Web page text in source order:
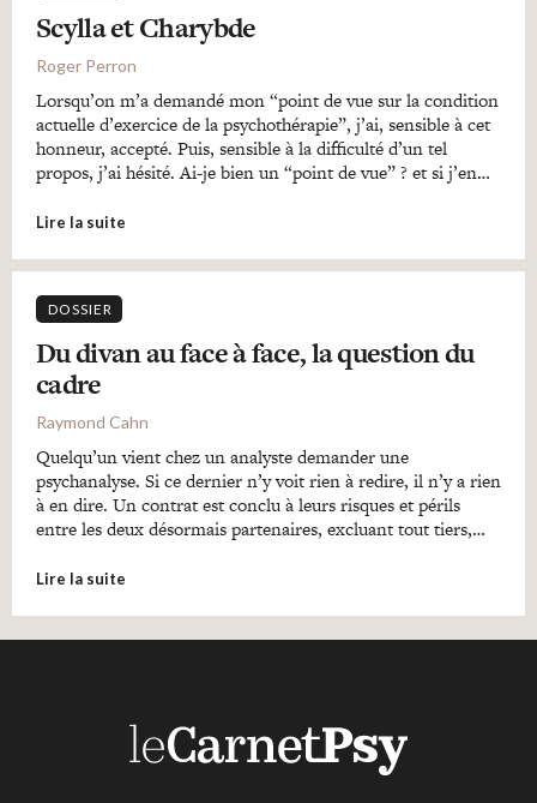
Scylla et Charybde
Roger Perron
Lorsqu’on m’a demandé mon “point de vue sur la condition
actuelle d’exercice de la psychothérapie”, j’ai, sensible à cet
honneur, accepté. Puis, sensible à la difficulté d’un tel
propos, j’ai hésité. Ai-je bien un “point de vue” ? et si j’en…
Lire la suite
DOSSIER
Du divan au face à face, la question du
cadre
Raymond Cahn
Quelqu’un vient chez un analyste demander une
psychanalyse. Si ce dernier n’y voit rien à redire, il n’y a rien
à en dire. Un contrat est conclu à leurs risques et périls
entre les deux désormais partenaires, excluant tout tiers,…
Lire la suite